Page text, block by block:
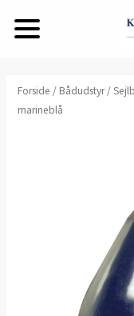
Forside / Bådudstyr/
marineblå
Dan-
Fender